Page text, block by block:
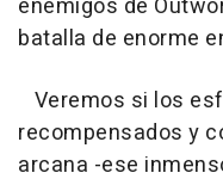
enemigos de
batalla de enorme
Veremos si los
recompensados y
arcana -ese